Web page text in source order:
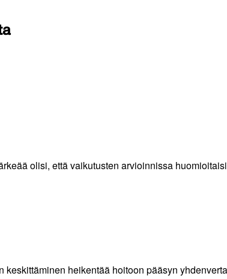
olisi, että vaikutusten arvioinnissa
heikentää hoitoon pääsyn